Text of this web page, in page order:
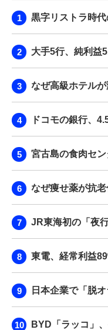
黒字リストラ時
大手5行、純利益
なぜ高級ホテル
ドコモの銀行、
宮古島の食肉セ
なぜ痩せ薬が抗
JR東海初の「夜
東電、経常利益
日本企業で「脱
BYD「ラッコ」